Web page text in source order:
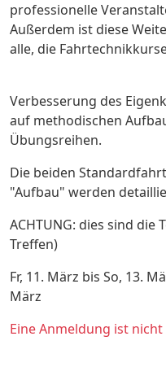
professionelle
Außerdem ist diese
alle, die
Verbesserung des
auf methodischen
Übungsreihen.
Die beiden
"Aufbau" werden
ACHTUNG: dies sind
Treffen)
Fr, 11. März bis So, 13.
März
Eine Anmeldung ist